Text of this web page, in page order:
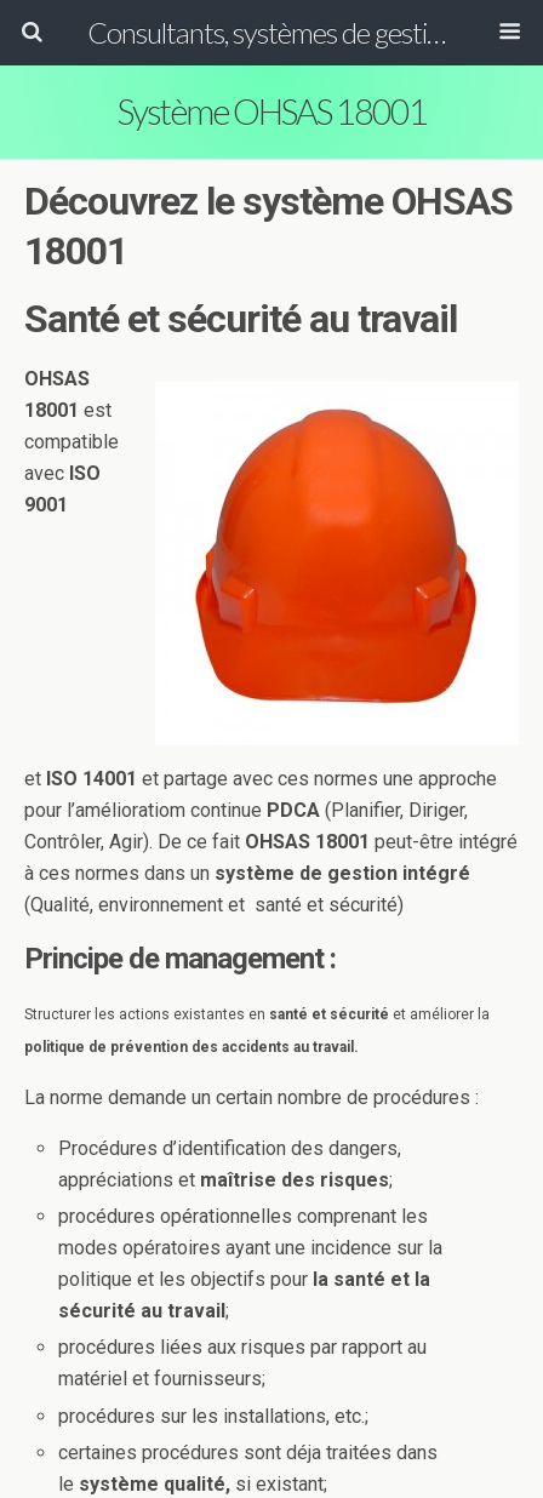
Consultants, systèmes de gestion ISO, HACCP et GFSI
Système OHSAS 18001
Découvrez le système OHSAS
18001
Santé et sécurité au travail
OHSAS
18001 est
compatible
avec ISO
9001
et ISO 14001 et partage avec ces normes une approche
pour l’amélioratiom continue PDCA (Planifier, Diriger,
Contrôler, Agir). De ce fait OHSAS 18001 peut-être intégré
à ces normes dans un système de gestion intégré
(Qualité, environnement et santé et sécurité)
Principe de management :
Structurer les actions existantes en santé et sécurité et améliorer la
politique de prévention des accidents au travail.
La norme demande un certain nombre de procédures :
Procédures d’identification des dangers,
appréciations et maîtrise des risques;
procédures opérationnelles comprenant les
modes opératoires ayant une incidence sur la
politique et les objectifs pour la santé et la
sécurité au travail;
procédures liées aux risques par rapport au
matériel et fournisseurs;
procédures sur les installations, etc.;
certaines procédures sont déja traitées dans
le système qualité, si existant;